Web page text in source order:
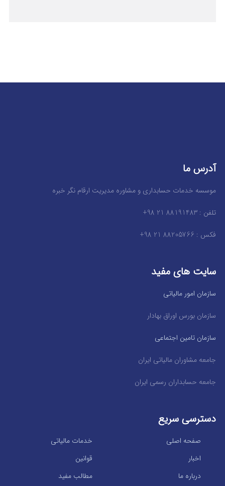
آدرس ما
موسسه خدمات حسابداری و مشاوره مدیریت ارقام نگر خبره
تلفن : 88191483 21 98+
فکس : 88205766 21 98+
سایت های مفید
سازمان امور مالیاتی
سازمان بورس اوراق بهادار
سازمان تامین اجتماعی
جامعه مشاوران مالیاتی ایران
جامعه حسابداران رسمی ایران
دسترسی سریع
خدمات مالیاتی
صفحه اصلی
قوانین
اخبار
مطالب مفید
درباره ما